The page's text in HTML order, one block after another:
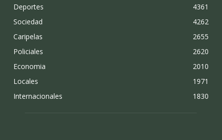
Deportes
4361
Sociedad
4262
Caripelas
2655
Policiales
2620
Economia
2010
Locales
1971
Internacionales
1830